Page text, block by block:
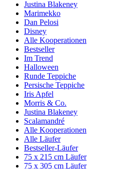
Justina Blakeney
Marimekko
Dan Pelosi
Disney
Alle Kooperationen
Bestseller
Im Trend
Halloween
Runde Teppiche
Persische Teppiche
Iris Apfel
Morris & Co.
Justina Blakeney
Scalamandré
Alle Kooperationen
Alle Läufer
Bestseller-Läufer
75 x 215 cm Läufer
75 x 305 cm Läufer